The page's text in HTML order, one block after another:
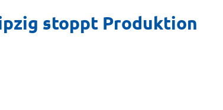
stoppt Produktion